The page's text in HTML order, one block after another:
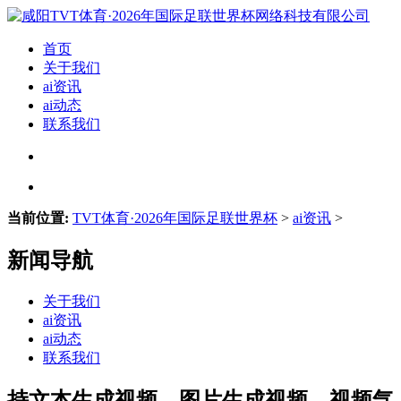
首页
关于我们
ai资讯
ai动态
联系我们
当前位置: TVT体育·2026年国际足联世界杯 > ai资讯 >
新闻导航
关于我们
ai资讯
ai动态
联系我们